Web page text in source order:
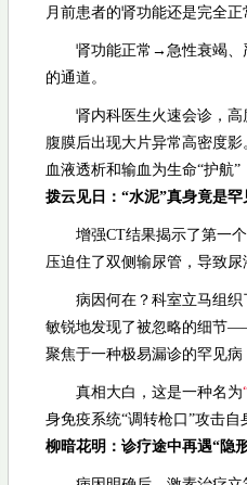
月前患者的肾功能还是完全正
肾功能正常→急性衰竭、
的通道。
肾内科医生火速会诊，
腹膜后出现大片异常高密度
血液透析和输血为生命“护航
拨云见日：“水泥”真身竟是罕
增强CT结果揭示了第一
压迫住了双侧输尿管，导致
病因何在？科室立马组
敏锐地发现了被忽略的细节
聚焦于一种极易漏诊的罕见
真相大白，这是一种名为
身免疫系统“调转枪口”攻击
柳暗花明：诊疗途中再遇“隐